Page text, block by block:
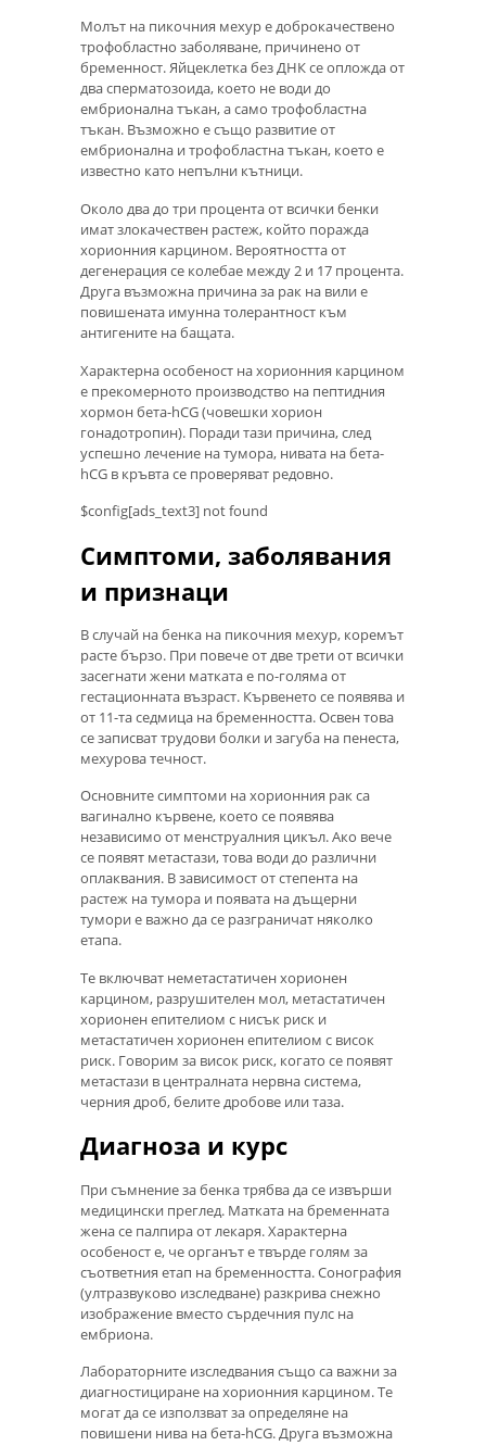
Молът на пикочния мехур е доброкачествено
трофобластно заболяване, причинено от
бременност. Яйцеклетка без ДНК се опложда от
два сперматозоида, което не води до
ембрионална тъкан, а само трофобластна
тъкан. Възможно е също развитие от
ембрионална и трофобластна тъкан, което е
известно като непълни кътници.
Около два до три процента от всички бенки
имат злокачествен растеж, който поражда
хорионния карцином. Вероятността от
дегенерация се колебае между 2 и 17 процента.
Друга възможна причина за рак на вили е
повишената имунна толерантност към
антигените на бащата.
Характерна особеност на хорионния карцином
е прекомерното производство на пептидния
хормон бета-hCG (човешки хорион
гонадотропин). Поради тази причина, след
успешно лечение на тумора, нивата на бета-
hCG в кръвта се проверяват редовно.
$config[ads_text3] not found
Симптоми, заболявания
и признаци
В случай на бенка на пикочния мехур, коремът
расте бързо. При повече от две трети от всички
засегнати жени матката е по-голяма от
гестационната възраст. Кървенето се появява и
от 11-та седмица на бременността. Освен това
се записват трудови болки и загуба на пенеста,
мехурова течност.
Основните симптоми на хорионния рак са
вагинално кървене, което се появява
независимо от менструалния цикъл. Ако вече
се появят метастази, това води до различни
оплаквания. В зависимост от степента на
растеж на тумора и появата на дъщерни
тумори е важно да се разграничат няколко
етапа.
Те включват неметастатичен хорионен
карцином, разрушителен мол, метастатичен
хорионен епителиом с нисък риск и
метастатичен хорионен епителиом с висок
риск. Говорим за висок риск, когато се появят
метастази в централната нервна система,
черния дроб, белите дробове или таза.
Диагноза и курс
При съмнение за бенка трябва да се извърши
медицински преглед. Матката на бременната
жена се палпира от лекаря. Характерна
особеност е, че органът е твърде голям за
съответния етап на бременността. Сонография
(ултразвуково изследване) разкрива снежно
изображение вместо сърдечния пулс на
ембриона.
Лабораторните изследвания също са важни за
диагностициране на хорионния карцином. Те
могат да се използват за определяне на
повишени нива на бета-hCG. Друга възможна